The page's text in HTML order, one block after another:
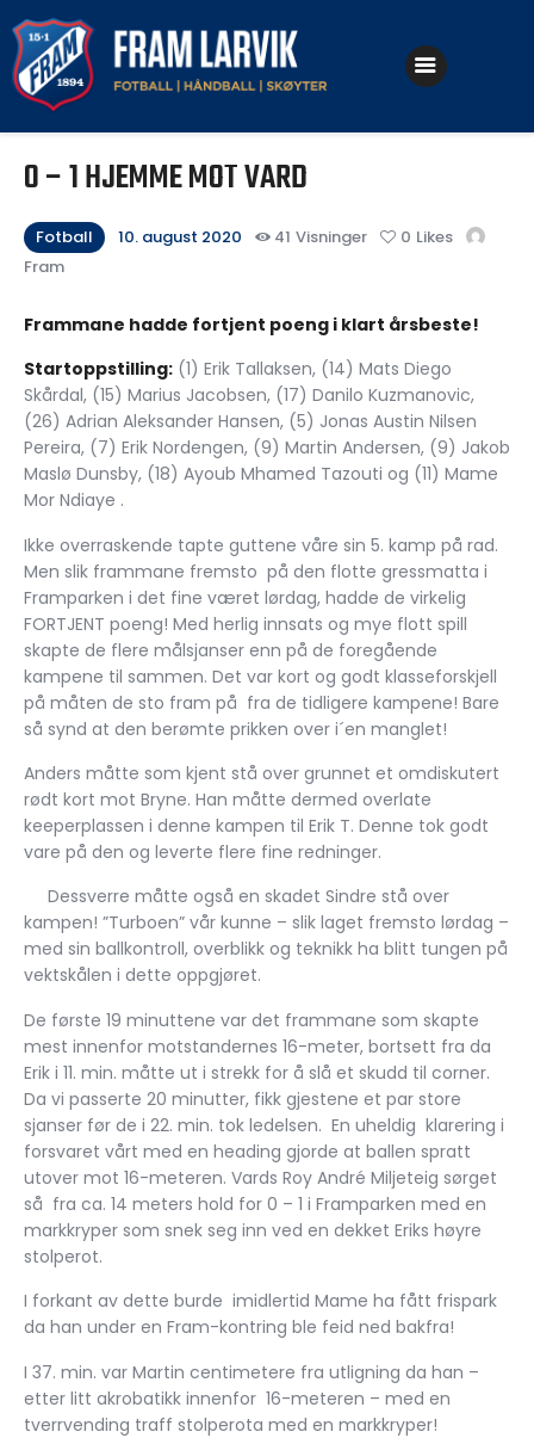
Fotball
Håndball
0 – 1 HJEMME MOT VARD
Fotball 10. august 2020 41 Visninger 0 Likes
Fram
Frammane hadde fortjent poeng i klart årsbeste!
Startoppstilling: (1) Erik Tallaksen, (14) Mats Diego
Skårdal, (15) Marius Jacobsen, (17) Danilo Kuzmanovic,
(26) Adrian Aleksander Hansen, (5) Jonas Austin Nilsen
Pereira, (7) Erik Nordengen, (9) Martin Andersen, (9) Jakob
Maslø Dunsby, (18) Ayoub Mhamed Tazouti og (11) Mame
Mor Ndiaye .
Ikke overraskende tapte guttene våre sin 5. kamp på rad.
Men slik frammane fremsto på den flotte gressmatta i
Framparken i det fine været lørdag, hadde de virkelig
FORTJENT poeng! Med herlig innsats og mye flott spill
skapte de flere målsjanser enn på de foregående
kampene til sammen. Det var kort og godt klasseforskjell
på måten de sto fram på fra de tidligere kampene! Bare
så synd at den berømte prikken over i´en manglet!
Anders måtte som kjent stå over grunnet et omdiskutert
rødt kort mot Bryne. Han måtte dermed overlate
keeperplassen i denne kampen til Erik T. Denne tok godt
vare på den og leverte flere fine redninger.
Dessverre måtte også en skadet Sindre stå over
kampen! ”Turboen” vår kunne – slik laget fremsto lørdag –
med sin ballkontroll, overblikk og teknikk ha blitt tungen på
vektskålen i dette oppgjøret.
De første 19 minuttene var det frammane som skapte
mest innenfor motstandernes 16-meter, bortsett fra da
Erik i 11. min. måtte ut i strekk for å slå et skudd til corner.
Da vi passerte 20 minutter, fikk gjestene et par store
sjanser før de i 22. min. tok ledelsen. En uheldig klarering i
forsvaret vårt med en heading gjorde at ballen spratt
utover mot 16-meteren. Vards Roy André Miljeteig sørget
så fra ca. 14 meters hold for 0 – 1 i Framparken med en
markkryper som snek seg inn ved en dekket Eriks høyre
stolperot.
I forkant av dette burde imidlertid Mame ha fått frispark
da han under en Fram-kontring ble feid ned bakfra!
I 37. min. var Martin centimetere fra utligning da han –
etter litt akrobatikk innenfor 16-meteren – med en
tverrvending traff stolperota med en markkryper!